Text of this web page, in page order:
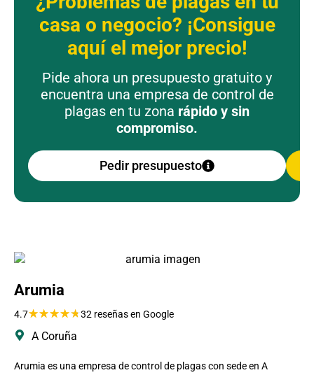
casa o negocio? ¡Consigue
aquí el mejor precio!
Pide ahora un presupuesto gratuito y
encuentra una empresa de control de
plagas en tu zona rápido y sin
compromiso.
Pedir presupuesto
Arumia
4.7★★★★★32 reseñas en Google
A Coruña
Arumia es una empresa de control de plagas con sede en A